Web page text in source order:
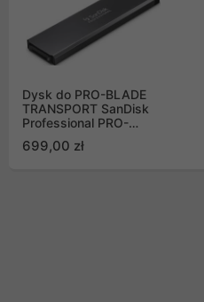
Dysk do PRO-BLADE
TRANSPORT SanDisk
Professional PRO-
BLADE SSD M.2 1TB
WW
699,00 zł